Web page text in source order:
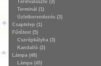
Térelválasztó (3)
Terminál (1)
Üzletberendezés (3)
Csaptelep (1)
Fűtőtest (5)
Cserépkályha (3)
Kandalló (2)
Lámpa (48)
Lámpa (45)